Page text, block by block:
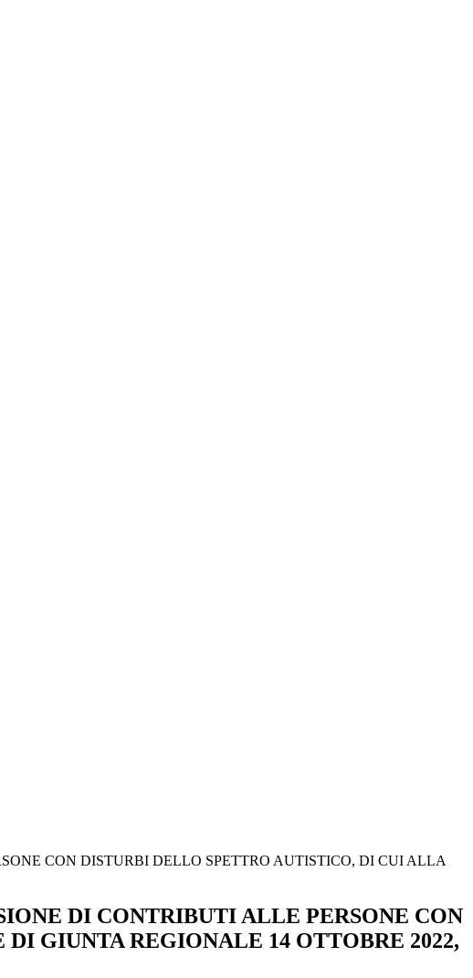
CON DISTURBI DELLO SPETTRO AUTISTICO, DI CUI ALLA
DI CONTRIBUTI ALLE PERSONE CON
GIUNTA REGIONALE 14 OTTOBRE 2022,